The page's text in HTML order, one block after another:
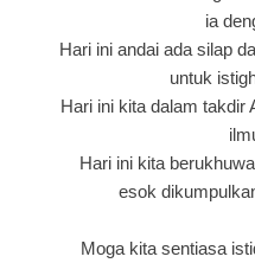
ia
Hari ini andai ada silap
untuk
Hari ini kita dalam takdir
Hari ini kita
esok
Moga kita sentiasa